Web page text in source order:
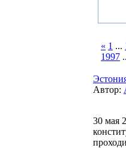
« 1 ...
1997
Автор:
30 мая